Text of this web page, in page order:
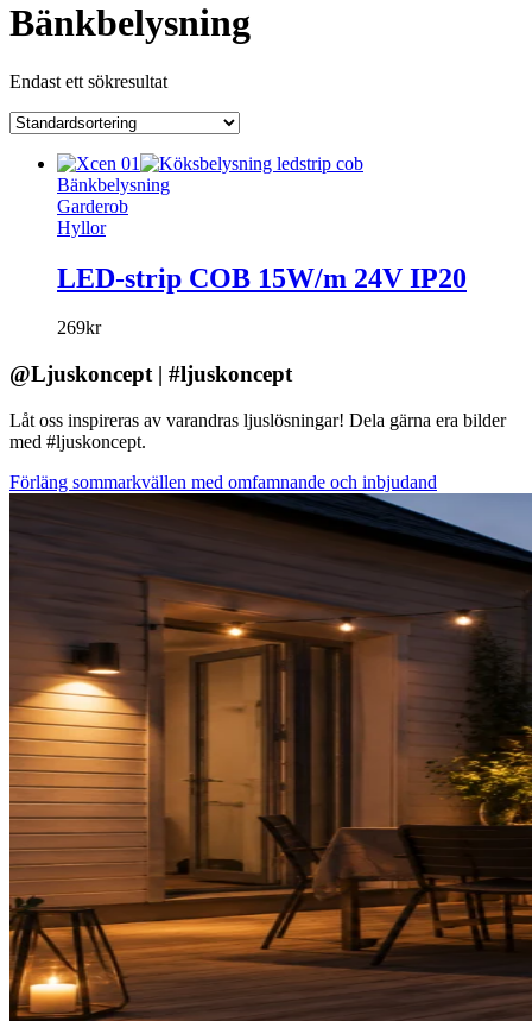
Bänkbelysning
Endast ett sökresultat
Bänkbelysning
Garderob
Hyllor
LED-strip COB 15W/m 24V IP20
269kr
@Ljuskoncept | #ljuskoncept
Låt oss inspireras av varandras ljuslösningar! Dela gärna era bilder
med #ljuskoncept.
Förläng sommarkvällen med omfamnande och inbjudand